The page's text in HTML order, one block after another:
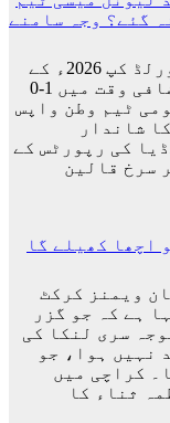
گئے؟ وجہ سامنے
اسلام آباد (مانند نیوز) فیفا ورلڈ کپ 2026ء کے
فائنل میں اسپین کے ہاتھوں اضافی وقت میں 1-0
ٹیم وطن واپس
شاندار
کی رپورٹس کے
سرخ قالین
اچھا کھیلے گا
ویمنز کرکٹ
ہے کہ جو گزر
سری لنکا کی
نہیں ہوا، جو
کراچی میں
ثناء کا